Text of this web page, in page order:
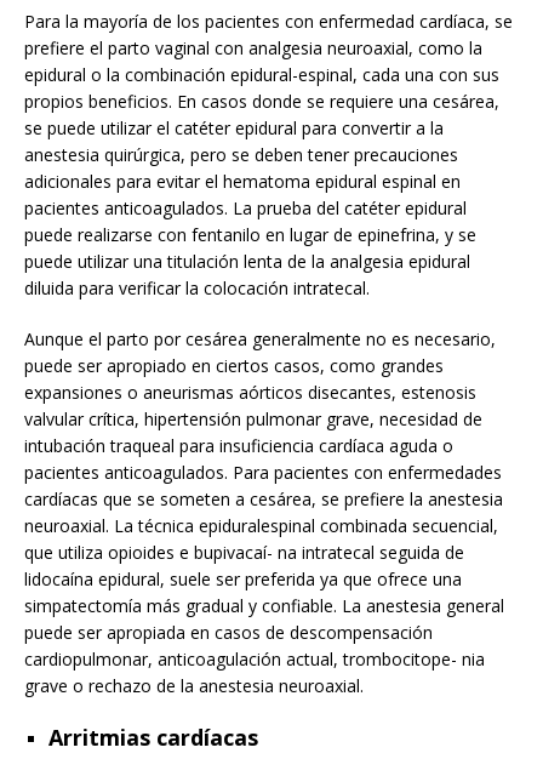
Para la mayoría de los pacientes con enfermedad cardíaca, se
prefiere el parto vaginal con analgesia neuroaxial, como la
epidural o la combinación epidural-espinal, cada una con sus
propios beneficios. En casos donde se requiere una cesárea,
se puede utilizar el catéter epidural para convertir a la
anestesia quirúrgica, pero se deben tener precauciones
adicionales para evitar el hematoma epidural espinal en
pacientes anticoagulados. La prueba del catéter epidural
puede realizarse con fentanilo en lugar de epinefrina, y se
puede utilizar una titulación lenta de la analgesia epidural
diluida para verificar la colocación intratecal.
Aunque el parto por cesárea generalmente no es necesario,
puede ser apropiado en ciertos casos, como grandes
expansiones o aneurismas aórticos disecantes, estenosis
valvular crítica, hipertensión pulmonar grave, necesidad de
intubación traqueal para insuficiencia cardíaca aguda o
pacientes anticoagulados. Para pacientes con enfermedades
cardíacas que se someten a cesárea, se prefiere la anestesia
neuroaxial. La técnica epiduralespinal combinada secuencial,
que utiliza opioides e bupivacaí- na intratecal seguida de
lidocaína epidural, suele ser preferida ya que ofrece una
simpatectomía más gradual y confiable. La anestesia general
puede ser apropiada en casos de descompensación
cardiopulmonar, anticoagulación actual, trombocitope- nia
grave o rechazo de la anestesia neuroaxial.
Arritmias cardíacas